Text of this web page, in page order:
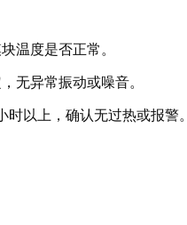
温度是否正常。
无异常振动或噪音。
时以上，确认无过热或报警。